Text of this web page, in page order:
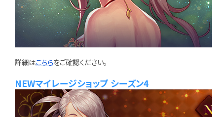
詳細はこちらをご確認ください。
NEWマイレージショップ シーズン4